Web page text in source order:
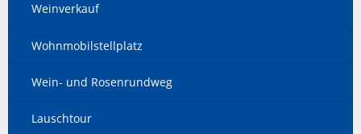
Weinverkauf
Wohnmobilstellplatz
Wein- und Rosenrundweg
Lauschtour